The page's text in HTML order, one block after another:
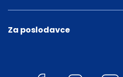
Za poslodavce